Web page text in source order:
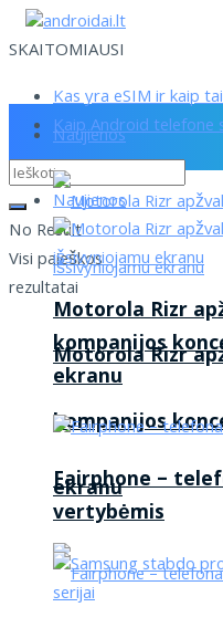
SKAITOMIAUSI
Kas yra eSIM ir kaip
Kaip Android
No Result
Visi paieškos
rezultatai
Naujienos
Motorola Rizr
kompanijos
ekranu
Naujienos
Motorola Rizr
kompanijos
ekranu
Fairphone –
vertybėmis